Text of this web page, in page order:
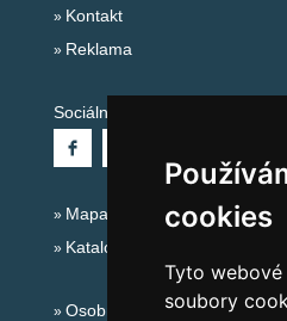
cookies
Tyto
soubory
Kontakt
Reklama
Sociální sítě:
Mapa serveru Alpy - Německo
Katalog ubytování
Osobní údaje